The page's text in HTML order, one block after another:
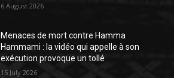
6 August 2026
Menaces de mort contre Hamma
Hammami : la vidéo qui appelle à son
exécution provoque un tollé
15 July 2026